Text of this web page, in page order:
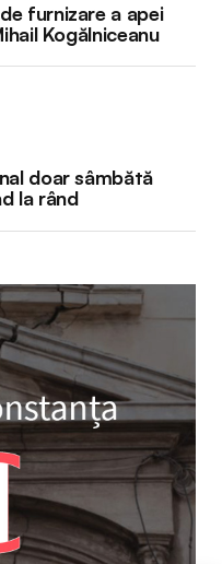
furnizare a apei
Kogălniceanu
doar sâmbătă
la rând